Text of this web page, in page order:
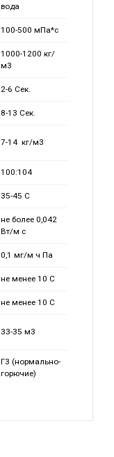
вода
100-500 мПа*с
1000-1200 кг/
м3
2-6 Сек.
8-13 Сек.
7-14 кг/м3
100:104
35-45 С
не более 0,042
Вт/м с
0,1 мг/м ч Па
не менее 10 С
не менее 10 С
33-35 м3
Г3 (нормально-
горючие)